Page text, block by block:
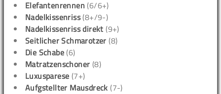
Elefantenrennen (6/6+)
Nadelkissenriss(8+/9-)
Nadelkissenriss direkt (9+)
Seitlicher Schmarotzer (8)
Die Schabe (6)
Matratzenschoner (8)
Luxusparese (7+)
Aufgstellter Mausdreck (7-)